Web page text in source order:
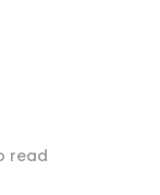
read